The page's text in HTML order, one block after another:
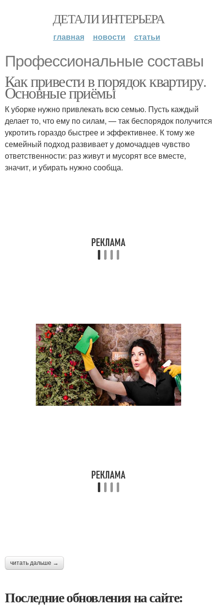
ДЕТАЛИ ИНТЕРЬЕРА
главная новости статьи
Профессиональные составы
Как привести в порядок квартиру.
Основные приёмы
К уборке нужно привлекать всю семью. Пусть каждый
делает то, что ему по силам, — так беспорядок получится
укротить гораздо быстрее и эффективнее. К тому же
семейный подход развивает у домочадцев чувство
ответственности: раз живут и мусорят все вместе,
значит, и убирать нужно сообща.
читать дальше →
Последние обновления на сайте: